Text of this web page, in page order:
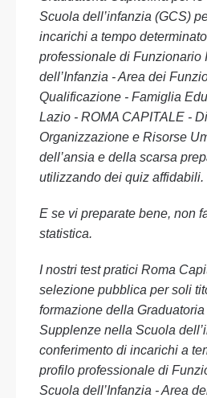
Scuola dell’infanzia (GCS)
incarichi a tempo
professionale di Funzionario
dell’Infanzia - Area dei
Qualificazione - Famiglia
Lazio - ROMA CAPITALE -
Organizzazione e Risorse
dell’ansia e della scarsa
utilizzando dei quiz affidabili.
E se vi preparate bene, non
statistica.
I nostri test pratici Roma
selezione pubblica per soli
formazione della
Supplenze nella Scuola
conferimento di incarichi a
profilo professionale di
Scuola dell’Infanzia - Area